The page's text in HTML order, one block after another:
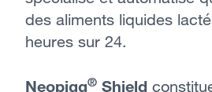
des aliments liquides
heures sur 24.
Neopigg® Shield